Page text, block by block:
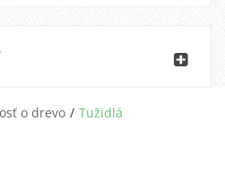
o drevo Tužidlá